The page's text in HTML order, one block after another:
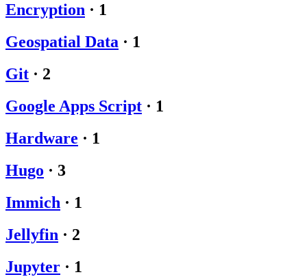
Encryption · 1
Geospatial Data · 1
Git · 2
Google Apps Script · 1
Hardware · 1
Hugo · 3
Immich · 1
Jellyfin · 2
Jupyter · 1